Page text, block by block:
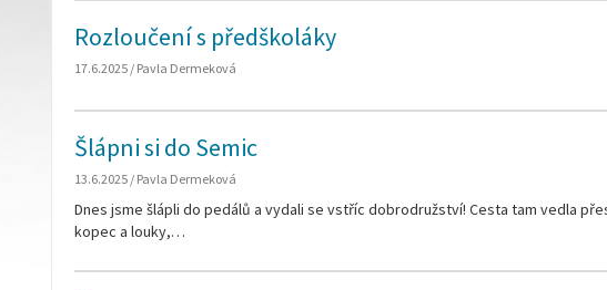
Rozloučení s předškoláky
17.6.2025 / Pavla Dermeková
Šlápni si do Semic
13.6.2025 / Pavla Dermeková
Dnes jsme šlápli do pedálů a vydali se vstříc dobrodružství! Cesta tam vedla
kopec a louky,…